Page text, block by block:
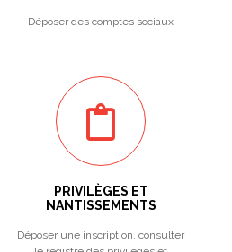
Déposer des comptes sociaux
PRIVILÈGES ET
NANTISSEMENTS
Déposer une inscription, consulter